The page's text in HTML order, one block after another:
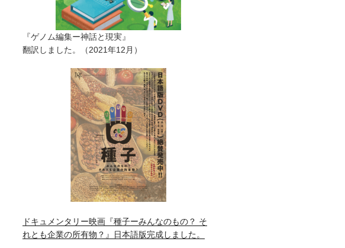
『ゲノム編集ー神話と現実』
翻訳しました。（2021年12月）
ドキュメンタリー映画『種子ーみんなのもの？ そ
れとも企業の所有物？』日本語版完成しました。